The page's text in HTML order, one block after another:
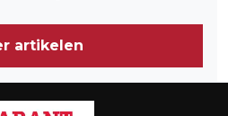
artikelen